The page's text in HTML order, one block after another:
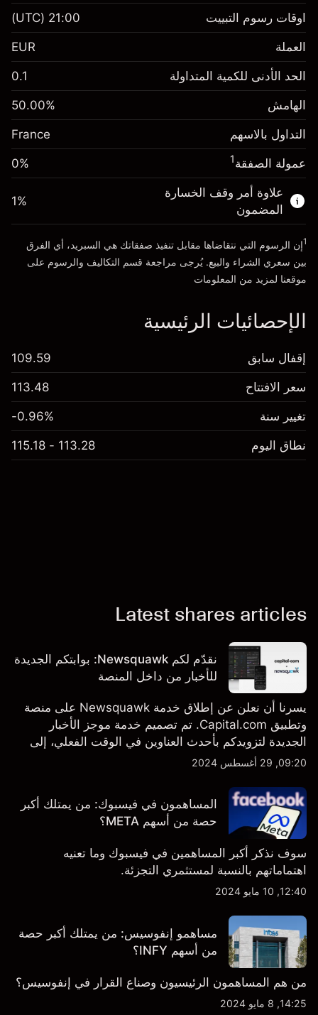
عقود الفروقات
الهامش. استثمارك €1,000.00
-0.017307
%
(-€0.35)
حجم التداول مع الرافعة المالية ~ $
المال من الرافعة المالية ~
الذهاب إلى المنصة
الهامش. استثمارك €1,000.00
رسم المبيت
-0.004915
%
(-€0.10)
حجم التداول مع الرافعة المالية ~ $
المال من الرافعة المالية ~
اوقات رسوم التبييت 21:00
(UTC)
العملة EUR
الحد الأدنى للكمية المتداولة 0.1
الهامش 50.00%
التداول بالاسهم France
عمولة الصفقة1
0%
علاوة أمر وقف الخسارة
المضمون
1%
1إن الرسوم التي نتقاضاها مقابل تنفيذ صفقاتك هي السبريد، أي الفرق
بين سعري الشراء والبيع. يُرجى مراجعة قسم التكاليف والرسوم على
موقعنا لمزيد من المعلومات
الإحصائيات الرئيسية
إقفال سابق 109.59
سعر الافتتاح 113.48
تغيير سنة -0.96%
نطاق اليوم 113.28 - 115.18
Latest shares articles
نقدّم لكم Newsquawk: بوابتكم الجديدة
للأخبار من داخل المنصة
يسرنا أن نعلن عن إطلاق خدمة Newsquawk على منصة
وتطبيق Capital.com. تم تصميم خدمة موجز الأخبار
الجديدة لتزويدكم بأحدث العناوين في الوقت الفعلي، إلى
جانب قصص إخبارية مخصصة وتقارير تحليلية متعمقة - وكل
بالضبط.
09:20, 29 أغسطس 2024
المساهمون في فيسبوك: من يمتلك أكبر
حصة من أسهم META؟
سوف نذكر أكبر المساهمين في فيسبوك وما تعنيه
اهتماماتهم بالنسبة لمستثمري التجزئة.
12:40, 10 مايو 2024
مساهمو إنفوسيس: من يمتلك أكبر حصة
من أسهم INFY؟
من هم المساهمون الرئيسيون وصناع القرار في إنفوسيس؟
14:25, 8 مايو 2024